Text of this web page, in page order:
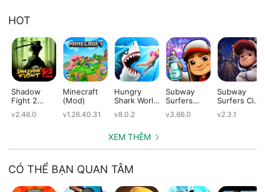
HOT
Shadow
Fight 2
v2.46.0
Minecraft
(Mod)
v1.26.40.31
Hungry
Shark World
v8.0.2
Subway
Surfers
v3.66.0
Subway
Surfers City
v2.3.1
XEM THÊM
CÓ THỂ BẠN QUAN TÂM